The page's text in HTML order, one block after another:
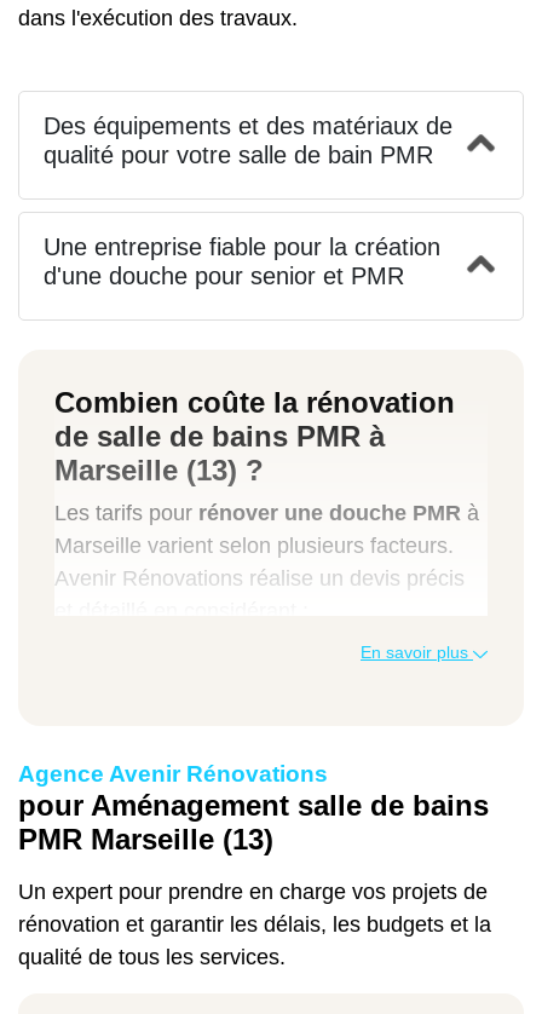
dans l'exécution des travaux.
Des équipements et des matériaux de
qualité pour votre salle de bain PMR
Une entreprise fiable pour la création
d'une douche pour senior et PMR
Combien coûte la rénovation
de salle de bains PMR à
Marseille (13) ?
Les tarifs pour rénover une douche PMR à
Marseille varient selon plusieurs facteurs.
Avenir Rénovations réalise un devis précis
le choix des matériaux,
la main-d'œuvre, etc.
Nous proposons, par ailleurs, un
avec lequel vous pouvez
avoir une estimation approximative en
renseignant les prestations voulues. Avenir
Rénovations vous offre les meilleurs tarifs
En savoir plus
Agence Avenir Rénovations
pour Aménagement salle de bains
PMR Marseille (13)
Un expert pour prendre en charge vos projets de
rénovation et garantir les délais, les budgets et la
qualité de tous les services.